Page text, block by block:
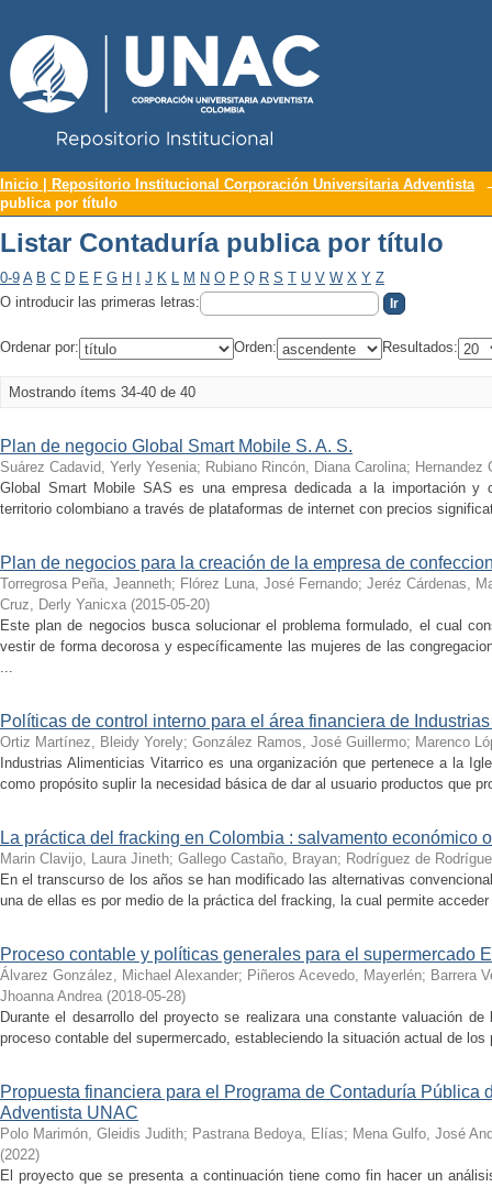
Listar Contaduría publica por título
Inicio | Repositorio Institucional Corporación Universitaria Adventista
publica por título
Listar Contaduría publica por título
0-9 A B C D E F G H J K L M N O P Q R S T U V W X Y Z
O introducir las primeras letras:
Ordenar por: Orden: Resultados:
Mostrando ítems 34-40 de 40
Plan de negocio Global Smart Mobile S. A. S.
Suárez Cadavid, Yerly Yesenia; Rubiano Rincón, Diana Carolina; Hernandez
Global Smart Mobile SAS es una empresa dedicada a la importación y
territorio colombiano a través de plataformas de internet con precios
Plan de negocios para la creación de la empresa de
Torregrosa Peña, Jeanneth; Flórez Luna, José Fernando; Jeréz Cárdenas,
Cruz, Derly Yanicxa (2015-05-20)
Este plan de negocios busca solucionar el problema formulado, el cual
vestir de forma decorosa y específicamente las mujeres de las
...
Políticas de control interno para el área financiera de
Ortiz Martínez, Bleidy Yorely; González Ramos, José Guillermo; Marenco
Industrias Alimenticias Vitarrico es una organización que pertenece a la
como propósito suplir la necesidad básica de dar al usuario productos que
La práctica del fracking en Colombia : salvamento económico
Marin Clavijo, Laura Jineth; Gallego Castaño, Brayan; Rodríguez de
En el transcurso de los años se han modificado las alternativas
una de ellas es por medio de la práctica del fracking, la cual permite
Proceso contable y políticas generales para el supermercado
Álvarez González, Michael Alexander; Piñeros Acevedo, Mayerlén; Barrera
Jhoanna Andrea (2018-05-28)
Durante el desarrollo del proyecto se realizara una constante valuación
proceso contable del supermercado, estableciendo la situación actual de
Propuesta financiera para el Programa de Contaduría Pública
Adventista UNAC
Polo Marimón, Gleidis Judith; Pastrana Bedoya, Elías; Mena Gulfo, José
(2022)
El proyecto que se presenta a continuación tiene como fin hacer un